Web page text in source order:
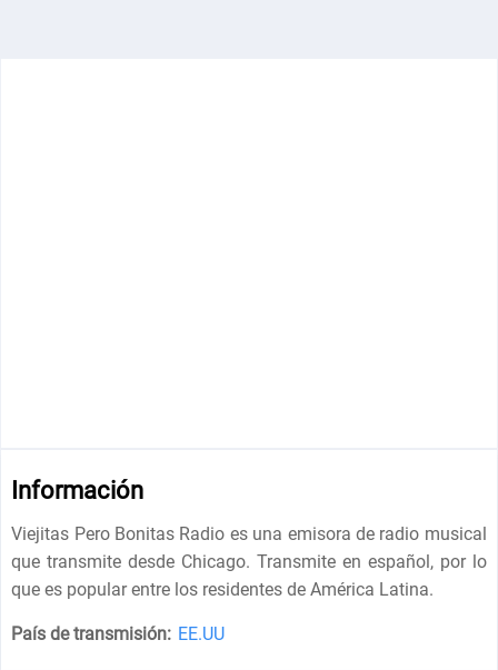
Información
Viejitas Pero Bonitas Radio es una emisora de radio musical
que transmite desde Chicago. Transmite en español, por lo
que es popular entre los residentes de América Latina.
País de transmisión: EE.UU